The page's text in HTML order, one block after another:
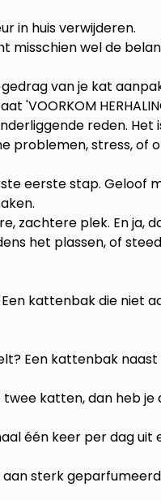
in huis verwijderen.
misschien wel de
van je kat
reden.
problemen, stress, of
eerste stap. Geloof
plek. En ja,
het plassen, of
kattenbak die niet
Een kattenbak
twee katten, dan heb je
één keer per dag
sterk